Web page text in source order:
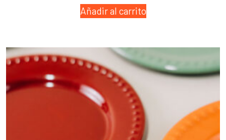
Añadir al carrito